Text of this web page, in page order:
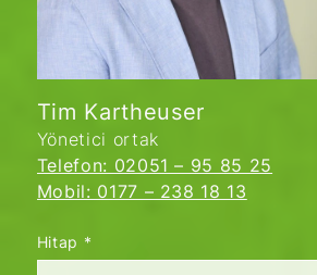
Tim Kartheuser
Yönetici ortak
Telefon: 02051 – 95 85 25
Mobil: 0177 – 238 18 13
Hitap *